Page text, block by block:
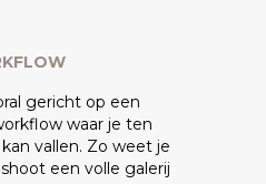
gericht op een
waar je ten
vallen. Zo weet je
een volle galerij